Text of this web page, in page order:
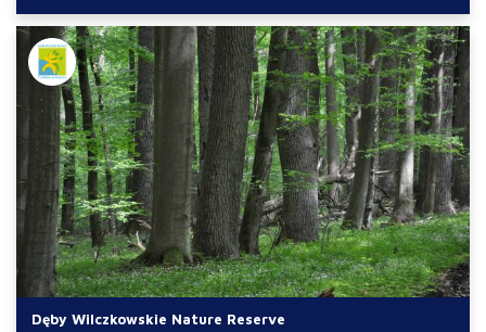
Dęby Wilczkowskie Nature Reserve